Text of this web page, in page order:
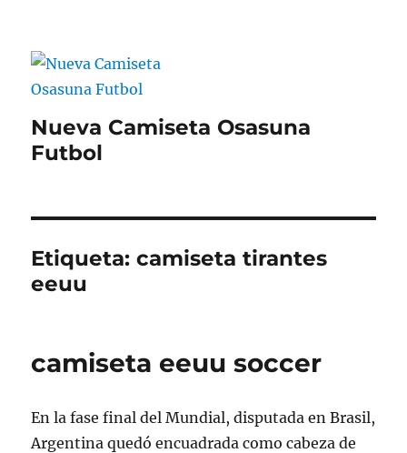
Nueva Camiseta Osasuna
Futbol
Etiqueta:camiseta tirantes
eeuu
camiseta eeuu soccer
En la fase final del Mundial, disputada en Brasil,
Argentina quedó encuadrada como cabeza de